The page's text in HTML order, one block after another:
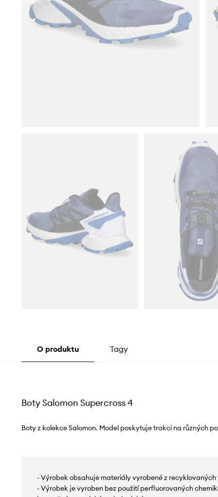
O produktu Tagy
Boty Salomon Supercross 4
Boty z kolekce Salomon. Model poskytuje trakci na různých
- Výrobek obsahuje materiály vyrobené z recyklovaných
- Výrobek je vyroben bez použití perfluorovaných